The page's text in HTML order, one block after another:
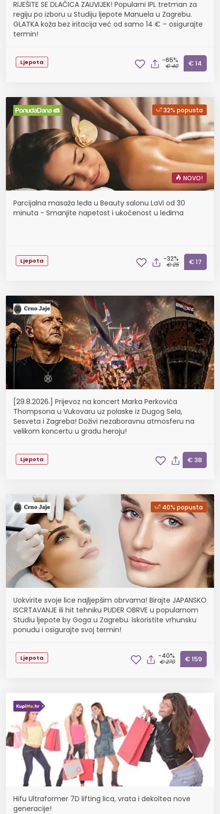
RIJEŠITE SE DLAČICA ZAUVIJEK! Popularni IPL tretman za
regiju po izboru u Studiju ljepote Manuela u Zagrebu.
GLATKA koža bez iritacija već od samo 14 € – osigurajte
termin!
Ljepota -65%
€ 40 € 14
32% popusta
NOVO!
Parcijalna masaža leđa u Beauty salonu LaVi od 30
minuta - Smanjite napetost i ukočenost u leđima
Ljepota -32%
€ 25 € 17
[29.8.2026.] Prijevoz na koncert Marka Perkovića
Thompsona u Vukovaru uz polaske iz Dugog Sela,
Sesveta i Zagreba! Doživi nezaboravnu atmosferu na
velikom koncertu u gradu heroju!
Ljepota € 38
40% popusta
Uokvirite svoje lice najljepšim obrvama! Birajte JAPANSKO
ISCRTAVANJE ili hit tehniku PUDER OBRVE u popularnom
Studiu ljepote by Goga u Zagrebu. Iskoristite vrhunsku
ponudu i osigurajte svoj termin!
Ljepota -40%
€ 270 € 159
Hifu Ultraformer 7D lifting lica, vrata i dekoltea nove
generacije!